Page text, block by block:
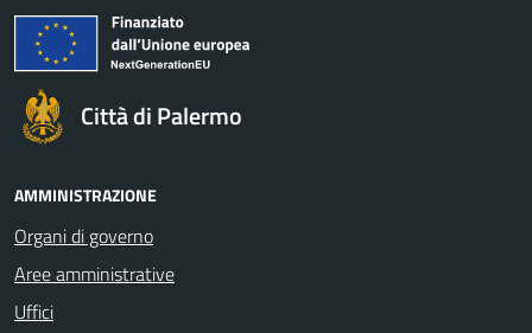
Città di Palermo
AMMINISTRAZIONE
Organi di governo
Aree amministrative
Uffici